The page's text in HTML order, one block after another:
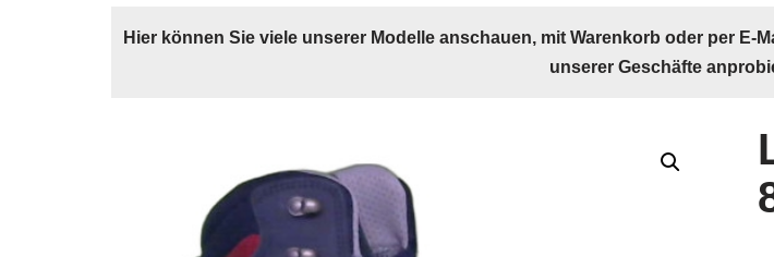
Hier können Sie viele unserer Modelle anschauen, mit Warenkorb oder per E-
unserer Geschäfte